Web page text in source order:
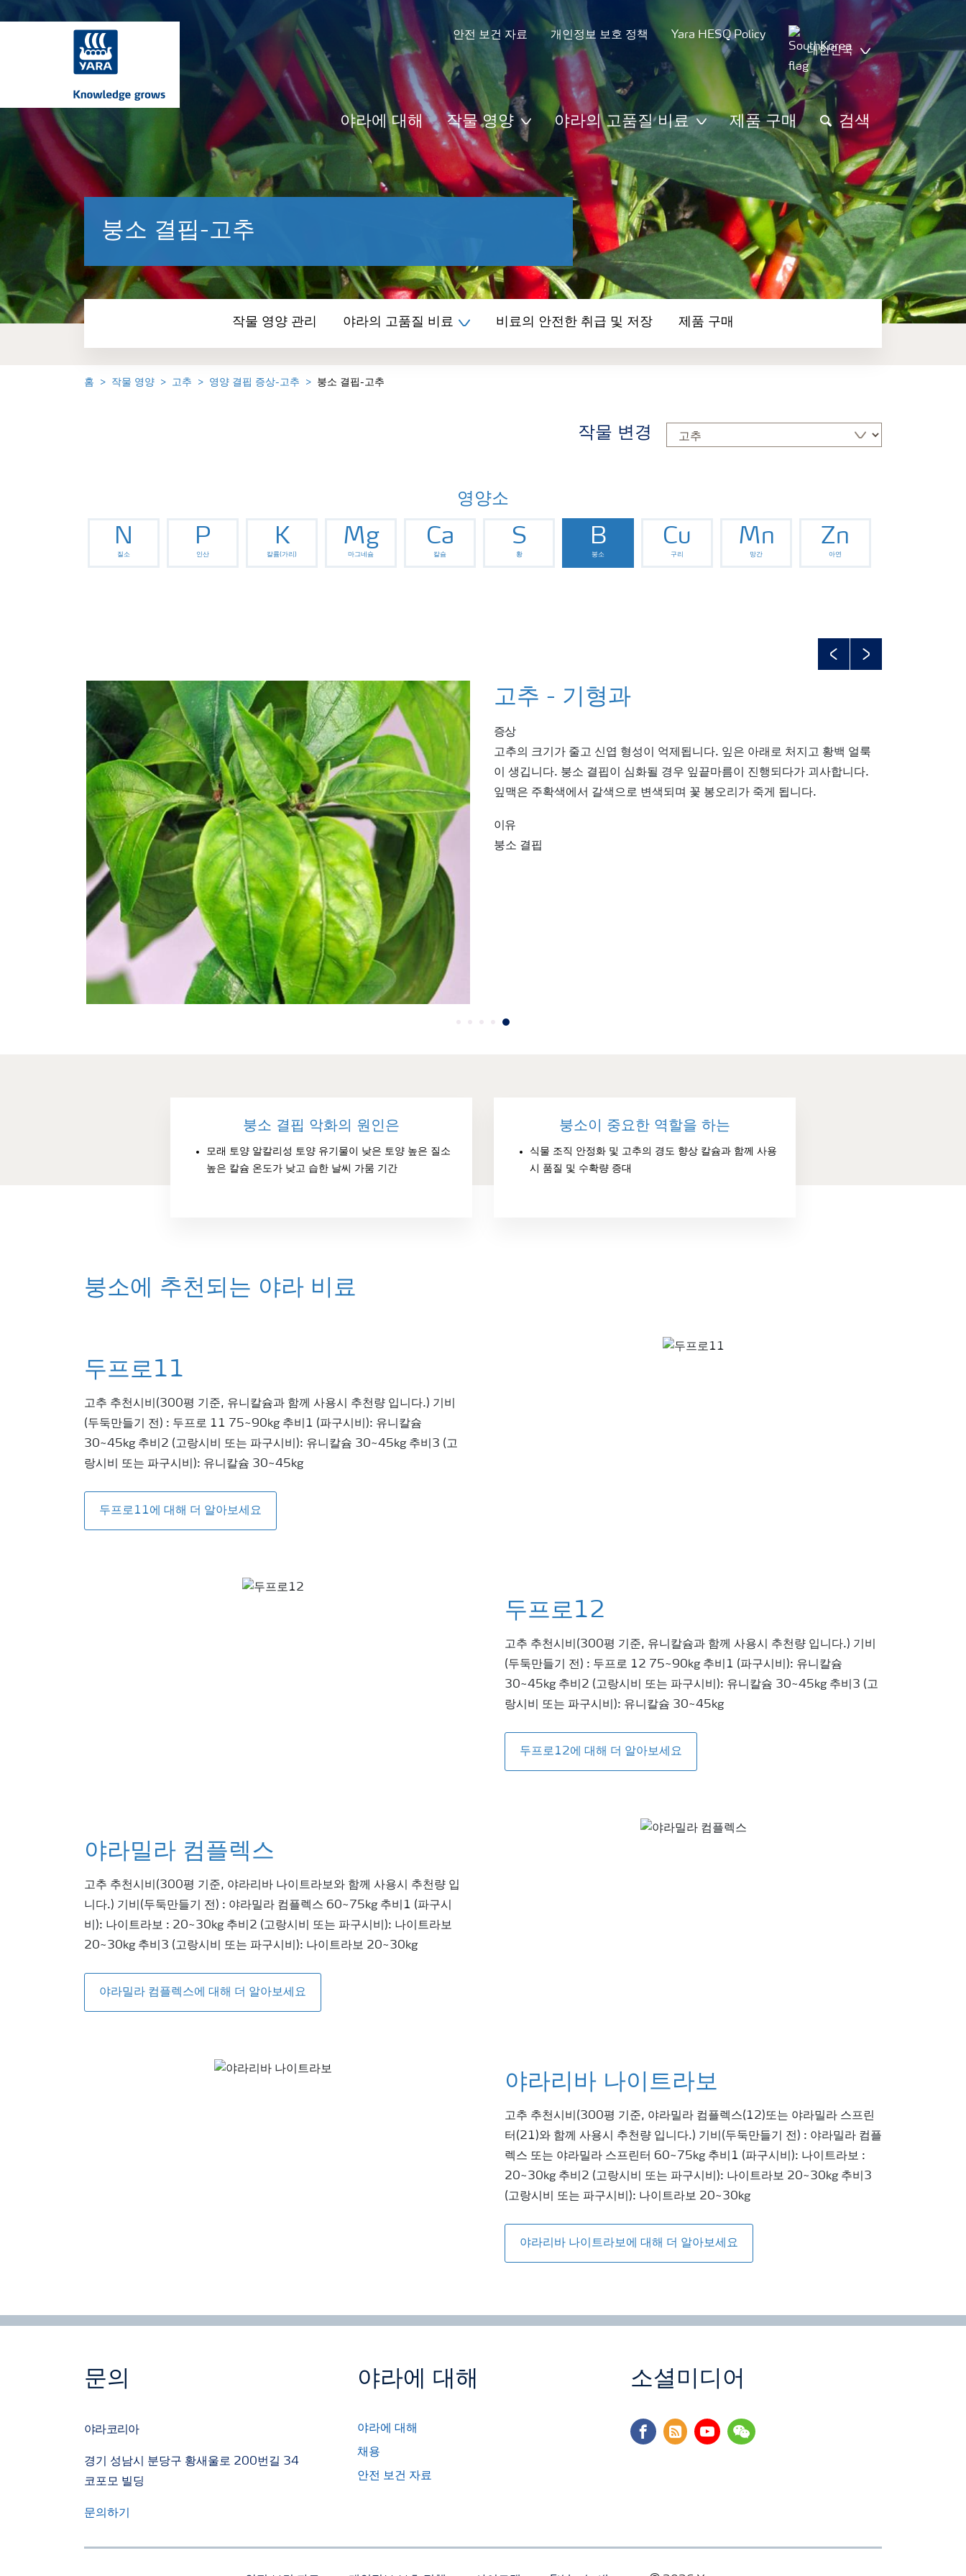
안전 보건 자료 개인정보 보호 정책
Yara HESQ Policy
대한민국
야라에 대해 작물 영양 야라의 고품질 비료 제품 구매 검색
붕소 결핍-고추
작물 영양 관리 야라의 고품질 비료 비료의 안전한 취급 및 저장 제품 구매
홈 작물 영양 고추 영양 결핍 증상-고추 붕소 결핍-고추
작물 변경
영양소
N
질소
P
인산
K
칼륨(가리)
Mg
마그네슘
Ca
칼슘
S
황
B
붕소
Cu
구리
Mn
망간
Zn
아연
PreviousNext
고추 - 기형과
증상
고추의 크기가 줄고 신엽 형성이 억제됩니다. 잎은 아래로 처지고 황백 얼룩
이 생깁니다. 붕소 결핍이 심화될 경우 잎끝마름이 진행되다가 괴사합니다.
잎맥은 주확색에서 갈색으로 변색되며 꽃 봉오리가 죽게 됩니다.
이유
붕소 결핍
붕소 결핍 악화의 원인은
모래 토양 알칼리성 토양 유기물이 낮은 토양 높은 질소
높은 칼슘 온도가 낮고 습한 날씨 가뭄 기간
붕소이 중요한 역할을 하는
식물 조직 안정화 및 고추의 경도 향상 칼슘과 함께 사용
시 품질 및 수확량 증대
붕소에 추천되는 야라 비료
두프로11
고추 추천시비(300평 기준, 유니칼슘과 함께 사용시 추천량 입니다.) 기비
(두둑만들기 전) : 두프로 11 75~90kg 추비1 (파구시비): 유니칼슘
30~45kg 추비2 (고랑시비 또는 파구시비): 유니칼슘 30~45kg 추비3 (고
랑시비 또는 파구시비): 유니칼슘 30~45kg
두프로11에 대해 더 알아보세요
두프로12
고추 추천시비(300평 기준, 유니칼슘과 함께 사용시 추천량 입니다.) 기비
(두둑만들기 전) : 두프로 12 75~90kg 추비1 (파구시비): 유니칼슘
30~45kg 추비2 (고랑시비 또는 파구시비): 유니칼슘 30~45kg 추비3 (고
랑시비 또는 파구시비): 유니칼슘 30~45kg
두프로12에 대해 더 알아보세요
야라밀라 컴플렉스
고추 추천시비(300평 기준, 야라리바 나이트라보와 함께 사용시 추천량 입
니다.) 기비(두둑만들기 전) : 야라밀라 컴플렉스 60~75kg 추비1 (파구시
비): 나이트라보 : 20~30kg 추비2 (고랑시비 또는 파구시비): 나이트라보
20~30kg 추비3 (고랑시비 또는 파구시비): 나이트라보 20~30kg
야라밀라 컴플렉스에 대해 더 알아보세요
야라리바 나이트라보
고추 추천시비(300평 기준, 야라밀라 컴플렉스(12)또는 야라밀라 스프린
터(21)와 함께 사용시 추천량 입니다.) 기비(두둑만들기 전) : 야라밀라 컴플
렉스 또는 야라밀라 스프린터 60~75kg 추비1 (파구시비): 나이트라보 :
20~30kg 추비2 (고랑시비 또는 파구시비): 나이트라보 20~30kg 추비3
(고랑시비 또는 파구시비): 나이트라보 20~30kg
야라리바 나이트라보에 대해 더 알아보세요
문의
야라코리아
경기 성남시 분당구 황새울로 200번길 34
코포모 빌딩
문의하기
야라에 대해
야라에 대해
채용
안전 보건 자료
소셜미디어
facebook
rss youtubewechat